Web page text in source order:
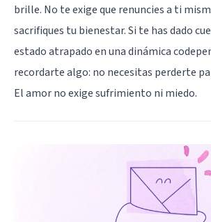
brille. No te exige que renuncies a ti
sacrifiques tu bienestar. Si te has dado
estado atrapado en una dinámica
recordarte algo: no necesitas perderte
El amor no exige sufrimiento ni miedo.